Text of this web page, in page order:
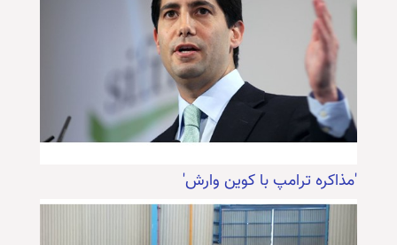
'مذاکره ترامپ با کوین وارش'